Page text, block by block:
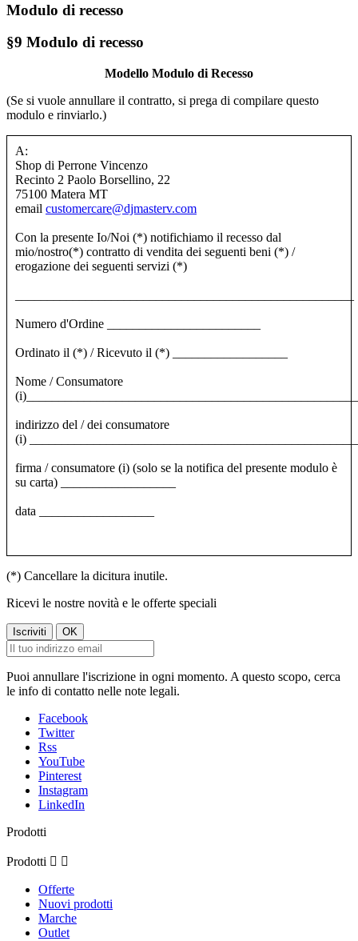
Modulo di recesso
§9 Modulo di recesso
Modello Modulo di Recesso
(Se si vuole annullare il contratto, si prega di compilare questo
modulo e rinviarlo.)
A:
Shop di Perrone Vincenzo
Recinto 2 Paolo Borsellino, 22
75100 Matera MT
email customercare@djmasterv.com
Con la presente Io/Noi (*) notifichiamo il recesso dal
mio/nostro(*) contratto di vendita dei seguenti beni (*) /
erogazione dei seguenti servizi (*)
Numero d'Ordine ________________________
Ordinato il (*) / Ricevuto il (*)
Nome / Consumatore
indirizzo del / dei consumatore
(i)
firma / consumatore (i) (solo se la notifica del presente modulo è
su carta)
data
(*) Cancellare la dicitura inutile.
Ricevi le nostre novità e le offerte speciali
Puoi annullare l'iscrizione in ogni momento. A questo scopo, cerca
le info di contatto nelle note legali.
Facebook
Twitter
Rss
YouTube
Pinterest
Instagram
LinkedIn
Prodotti
Prodotti  
Offerte
Nuovi prodotti
Marche
Outlet